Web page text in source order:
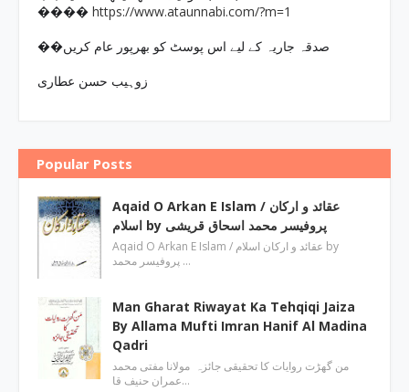
���� https://www.ataunnabi.com/?m=1
��صدقہ جاریہ کے لیے اس پوسٹ کو بھرپور عام کریں
زوہیب حسن عطاری
Popular Posts
Aqaid O Arkan E Islam / عقائد و ارکان
اسلام by پروفیسر محمد اسحاق قریشی
Aqaid O Arkan E Islam / عقائد و ارکان اسلام by
پروفیسر محمد …
Man Gharat Riwayat Ka Tehqiqi Jaiza
By Allama Mufti Imran Hanif Al Madina
Qadri
من گھڑت روایات کا تحقیقی جائزہ مولانا مفتی محمد
عمران حنیف قا…